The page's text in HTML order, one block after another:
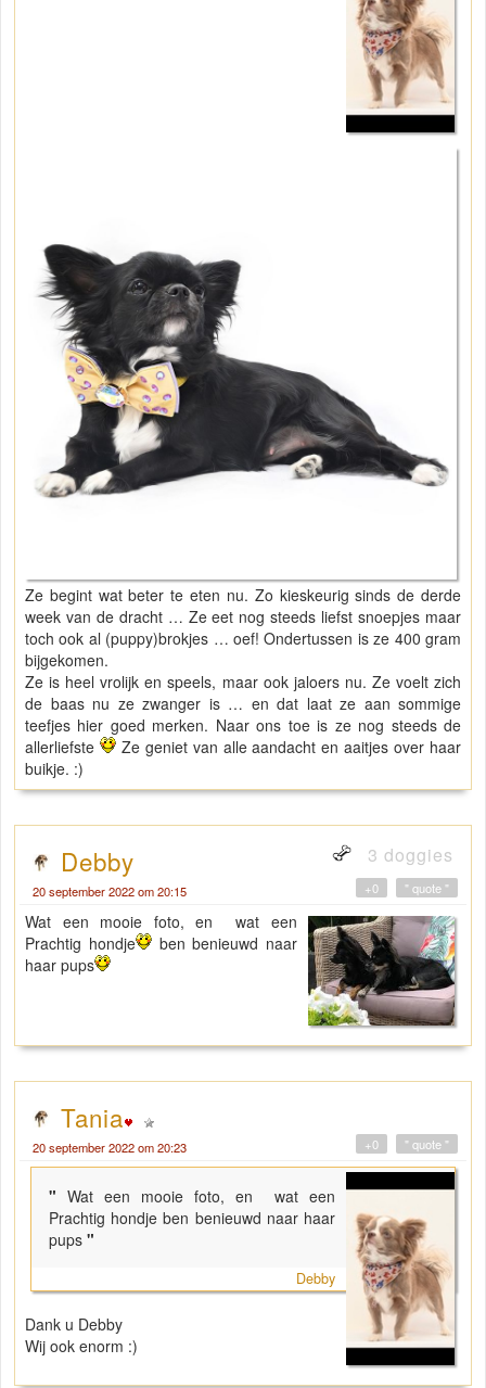
Ze begint wat beter te eten nu. Zo kieskeurig sinds de derde
week van de dracht … Ze eet nog steeds liefst snoepjes maar
toch ook al (puppy)brokjes … oef! Ondertussen is ze 400 gram
bijgekomen.
Ze is heel vrolijk en speels, maar ook jaloers nu. Ze voelt zich
de baas nu ze zwanger is … en dat laat ze aan sommige
teefjes hier goed merken. Naar ons toe is ze nog steeds de
allerliefste
Ze geniet van alle aandacht en aaitjes over haar
buikje. :)
Debby 3 doggies
20 september 2022 om 20:15 " quote "
+0
Wat een mooie foto, en wat een
Prachtig hondje
ben benieuwd naar
haar pups
Tania
20 september 2022 om 20:23 " quote "
+0
" Wat een mooie foto, en wat een
Prachtig hondje ben benieuwd naar haar
pups "
Debby
Dank u Debby
Wij ook enorm :)